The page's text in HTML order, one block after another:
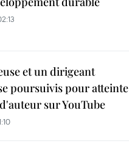
et un dirigeant
poursuivis pour atteinte
sur YouTube